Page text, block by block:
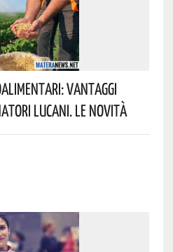
Vantaggi
Lucani. Le Novità